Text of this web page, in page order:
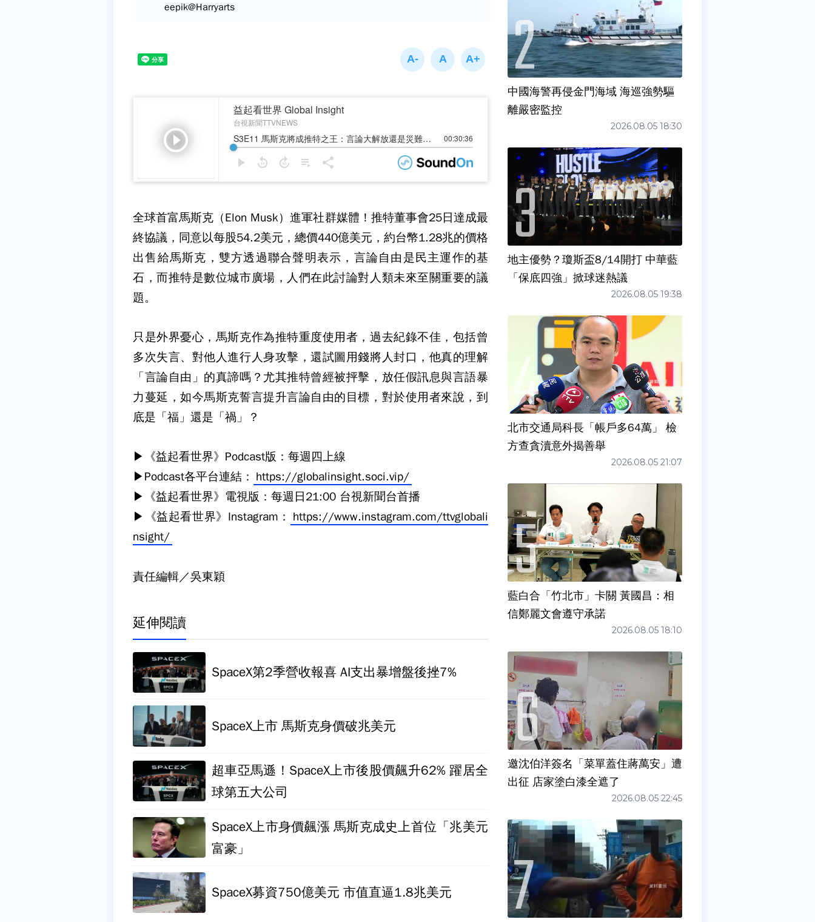
eepik@Harryarts
全球首富馬斯克（Elon Musk）進軍社群媒體！推特董事會25日達成最
終協議，同意以每股54.2美元，總價440億美元，約台幣1.28兆的價格
出售給馬斯克，雙方透過聯合聲明表示，言論自由是民主運作的基
石，而推特是數位城市廣場，人們在此討論對人類未來至關重要的議
題。
只是外界憂心，馬斯克作為推特重度使用者，過去紀錄不佳，包括曾
多次失言、對他人進行人身攻擊，還試圖用錢將人封口，他真的理解
「言論自由」的真諦嗎？尤其推特曾經被抨擊，放任假訊息與言語暴
力蔓延，如今馬斯克誓言提升言論自由的目標，對於使用者來說，到
底是「福」還是「禍」？
▶《益起看世界》Podcast版：每週四上線
▶Podcast各平台連結： https://globalinsight.soci.vip/
▶《益起看世界》電視版：每週日21:00 台視新聞台首播
▶《益起看世界》Instagram： https://www.instagram.com/ttvglobali
nsight/
責任編輯／吳東穎
延伸閱讀
SpaceX第2季營收報喜 AI支出暴增盤後挫7%
SpaceX上市 馬斯克身價破兆美元
超車亞馬遜！SpaceX上市後股價飆升62% 躍居全
球第五大公司
SpaceX上市身價飆漲 馬斯克成史上首位「兆美元
富豪」
SpaceX募資750億美元 市值直逼1.8兆美元
中國海警再侵金門海域 海巡強勢驅
離嚴密監控
2026.08.05 18:30
地主優勢？瓊斯盃8/14開打 中華藍
「保底四強」掀球迷熱議
2026.08.05 19:38
北市交通局科長「帳戶多64萬」 檢
方查貪瀆意外揭善舉
2026.08.05 21:07
藍白合「竹北市」卡關 黃國昌：相
信鄭麗文會遵守承諾
2026.08.05 18:10
邀沈伯洋簽名「菜單蓋住蔣萬安」遭
出征 店家塗白漆全遮了
2026.08.05 22:45